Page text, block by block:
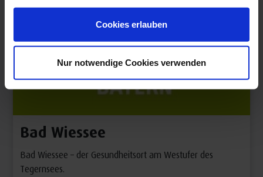
Cookies erlauben
Nur notwendige Cookies verwenden
Bad Wiessee
Bad Wiessee – der Gesundheitsort am Westufer des
Tegernsees.